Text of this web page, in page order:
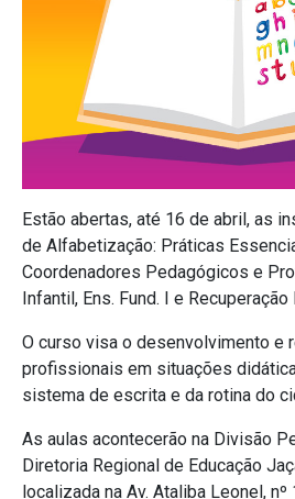
Estão abertas, até 16 de abril, as
de Alfabetização: Práticas
Coordenadores Pedagógicos e
Infantil, Ens. Fund. I e Recuperação
O curso visa o desenvolvimento e
profissionais em situações
sistema de escrita e da rotina do
As aulas acontecerão na Divisão
Diretoria Regional de Educação
localizada na Av. Ataliba Leonel, nº